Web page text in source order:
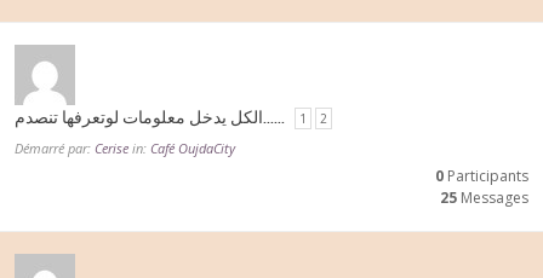
1 2
Démarré par: Cerise in: Café OujdaCity
0 Participants
25 Messages